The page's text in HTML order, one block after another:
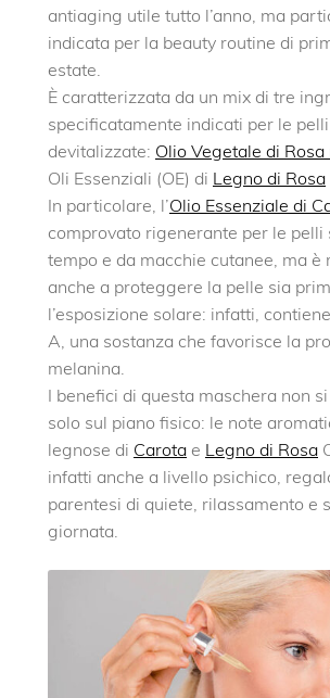
antiaging utile tutto l’anno, ma
indicata per la beauty routine di
estate.
È caratterizzata da un mix di tre
specificatamente indicati per le
devitalizzate: Olio Vegetale di
Oli Essenziali (OE) di Legno di Rosa
In particolare, l’Olio Essenziale di
comprovato rigenerante per le pelli
tempo e da macchie cutanee, ma è
anche a proteggere la pelle sia
l’esposizione solare: infatti,
A, una sostanza che favorisce la
melanina.
I benefici di questa maschera non
solo sul piano fisico: le note
legnose di Carota e Legno di Rosa
infatti anche a livello psichico,
parentesi di quiete, rilassamento e
giornata.